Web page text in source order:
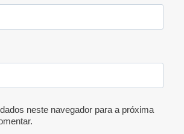
neste navegador para a próxima